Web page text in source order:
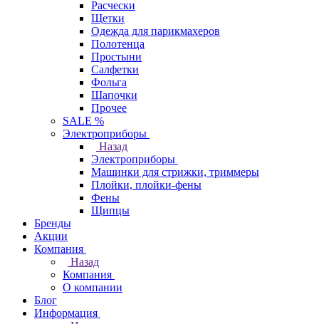
Расчески
Щетки
Одежда для парикмахеров
Полотенца
Простыни
Салфетки
Фольга
Шапочки
Прочее
SALE %
Электроприборы
Назад
Электроприборы
Машинки для стрижки, триммеры
Плойки, плойки-фены
Фены
Щипцы
Бренды
Акции
Компания
Назад
Компания
О компании
Блог
Информация